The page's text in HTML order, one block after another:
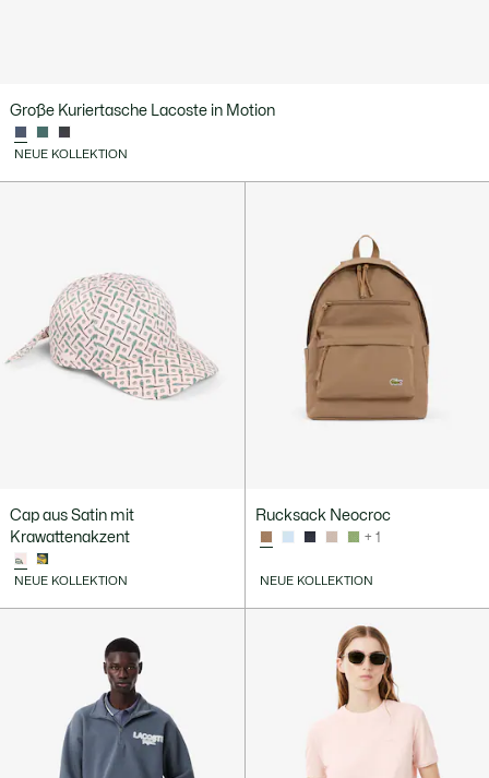
Große Kuriertasche Lacoste in Motion
NEUE KOLLEKTION
Cap aus Satin mit
Krawattenakzent
NEUE KOLLEKTION
Rucksack Neocroc
+ 1
NEUE KOLLEKTION